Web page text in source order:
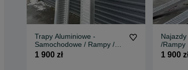
Trapy Aluminiowe -
Samochodowe / Rampy /
Najzady
1 900 zł
/Rampy
1 900